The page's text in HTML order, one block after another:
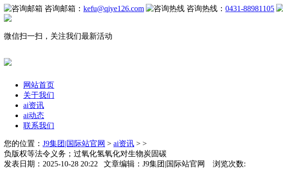
咨询邮箱： kefu@qiye126.com 咨询热线： 0431-88981105
微信扫一扫，关注我们最新活动
网站首页
关于我们
ai资讯
ai动态
联系我们
您的位置： J9集团|国际站官网 > ai资讯 > >
负版权等法令义务；过氧化氢氧化对生物炭固碳
发表日期：2025-10-28 20:22 文章编辑：J9集团|国际站官网 浏览次数: